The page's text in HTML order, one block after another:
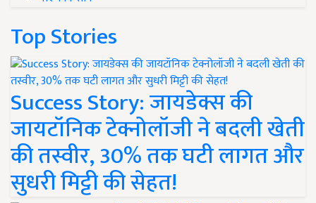
Top Stories
Success Story: जायडेक्स की
जायटॉनिक टेक्नोलॉजी ने बदली खेती
की तस्वीर, 30% तक घटी लागत और
सुधरी मिट्टी की सेहत!